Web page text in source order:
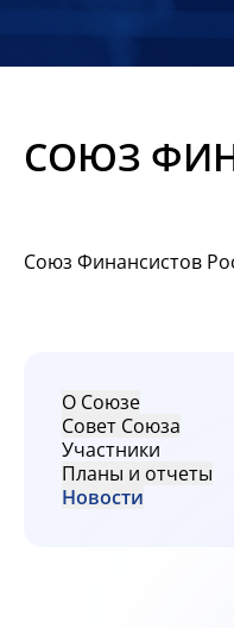
СОЮЗ
Союз Финансистов
О Союзе
Совет Союза
Участники
Планы и отчеты
Новости